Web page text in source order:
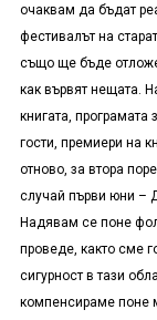
очаквам да бъдат
фестивалът на
също ще бъде
как вървят нещата.
книгата, програмата
гости, премиери на
отново, за втора
случай първи юни –
Надявам се поне
проведе, както сме
сигурност в тази
компенсираме поне